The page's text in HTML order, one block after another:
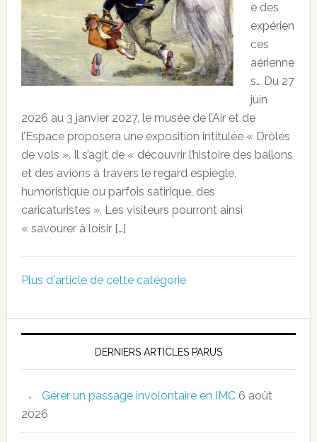
e des
expérien
ces
aérienne
s… Du 27
juin
2026 au 3 janvier 2027, le musée de l’Air et de
l’Espace proposera une exposition intitulée « Drôles
de vols ». Il s’agit de « découvrir l’histoire des ballons
et des avions à travers le regard espiègle,
humoristique ou parfois satirique, des
caricaturistes ». Les visiteurs pourront ainsi
« savourer à loisir […]
Plus d'article de cette catégorie
DERNIERS ARTICLES PARUS
Gérer un passage involontaire en IMC 6 août
2026